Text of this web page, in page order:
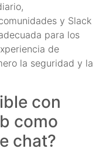
y Slack
para los
de
la seguridad y la
con
como
chat?